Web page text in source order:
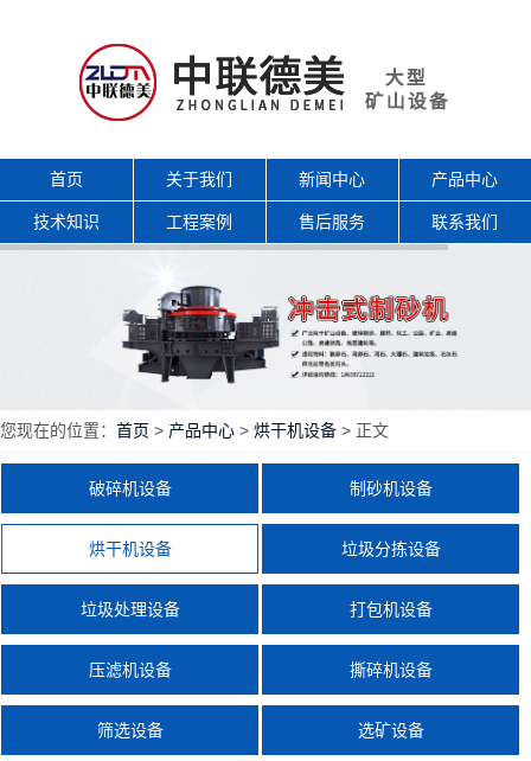
首页 关于我们 新闻中心 产品中心
技术知识 工程案例 售后服务 联系我们
您现在的位置： 首页 > 产品中心 > 烘干机设备 > 正文
破碎机设备 制砂机设备
烘干机设备 垃圾分拣设备
垃圾处理设备 打包机设备
压滤机设备 撕碎机设备
筛选设备 选矿设备